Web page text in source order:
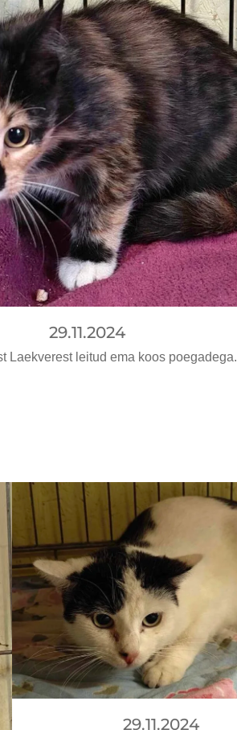
29.11.2024
Laekverest leitud ema koos poegadega.
29.11.2024